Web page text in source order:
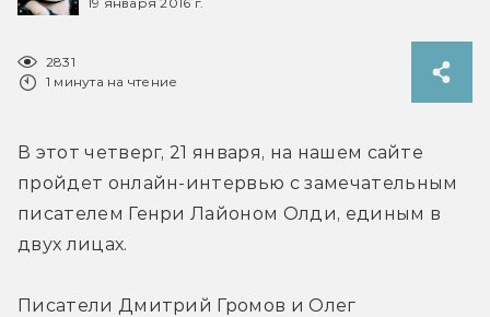
2831
1 минута на чтение
В этот четверг, 21 января, на нашем сайте
пройдет онлайн-интервью с замечательным
писателем Генри Лайоном Олди, единым в
двух лицах.
Писатели Дмитрий Громов и Олег